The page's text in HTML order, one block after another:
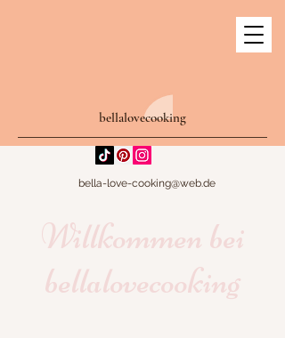
bellalovecooking
bella-love-cooking@web.de
Willkommen bei
bellalovecooking